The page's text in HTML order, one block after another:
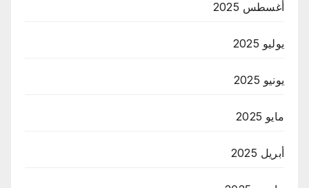
أغسطس 2025
يوليو 2025
يونيو 2025
مايو 2025
أبريل 2025